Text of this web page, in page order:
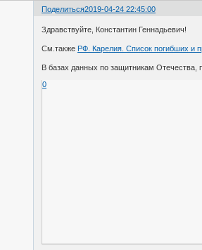
Поделиться2019-04-24 22:45:00
Здравствуйте, Константин Геннадьевич!
См.также РФ. Карелия. Список погибших и
В базах данных по защитникам Отечества,
0